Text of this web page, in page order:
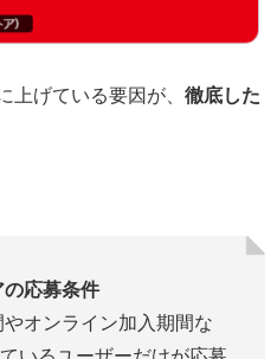
上げている要因が、 徹底した
応募条件
オンライン加入期間な